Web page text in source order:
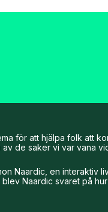
för att hjälpa folk att
av de saker vi var vana
Naardic, en
Naardic svaret på